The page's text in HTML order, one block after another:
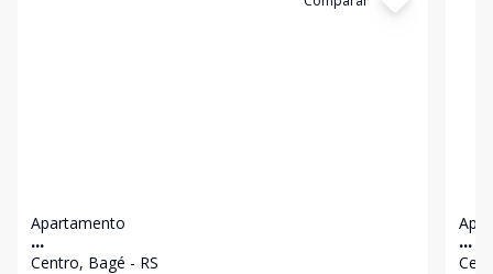
Apartamento
...
Centro, Bagé - RS
...